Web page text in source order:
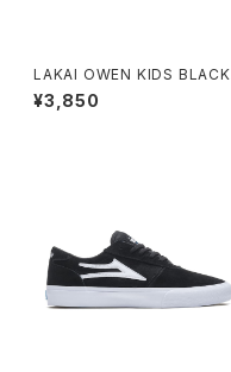
LAKAI OWEN KIDS BLACK
SUEDE
¥3,850